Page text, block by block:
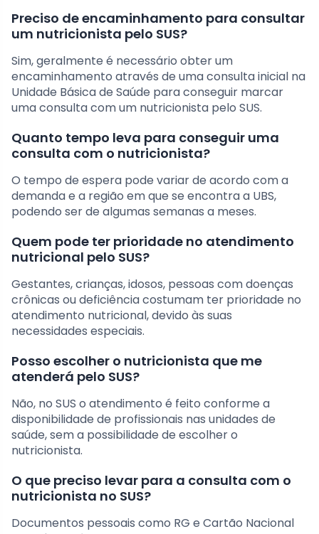
Preciso de encaminhamento para consultar
um nutricionista pelo SUS?
Sim, geralmente é necessário obter um
encaminhamento através de uma consulta inicial na
Unidade Básica de Saúde para conseguir marcar
uma consulta com um nutricionista pelo SUS.
Quanto tempo leva para conseguir uma
consulta com o nutricionista?
O tempo de espera pode variar de acordo com a
demanda e a região em que se encontra a UBS,
podendo ser de algumas semanas a meses.
Quem pode ter prioridade no atendimento
nutricional pelo SUS?
Gestantes, crianças, idosos, pessoas com doenças
crônicas ou deficiência costumam ter prioridade no
atendimento nutricional, devido às suas
necessidades especiais.
Posso escolher o nutricionista que me
atenderá pelo SUS?
Não, no SUS o atendimento é feito conforme a
disponibilidade de profissionais nas unidades de
saúde, sem a possibilidade de escolher o
nutricionista.
O que preciso levar para a consulta com o
nutricionista no SUS?
Documentos pessoais como RG e Cartão Nacional